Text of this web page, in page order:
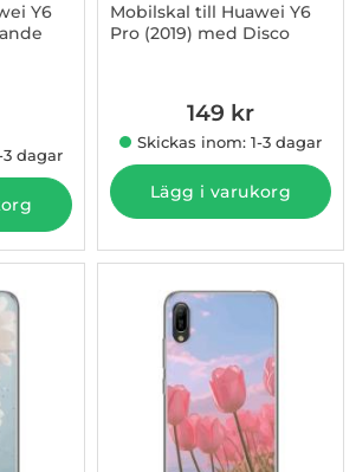
Y6
3 dagar
Mobilskal till Huawei Y6
Pro (2019) med Disco
149 kr
Skickas inom: 1-3 dagar
Lägg i varukorg